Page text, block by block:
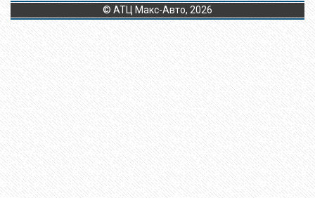
© АТЦ Макс-Авто, 2026